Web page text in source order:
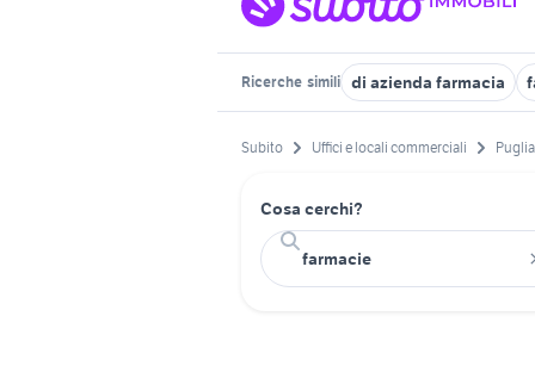
Ricerche simili di azienda farmacia
Subito Uffici e locali commerciali Puglia
Cosa cerchi?